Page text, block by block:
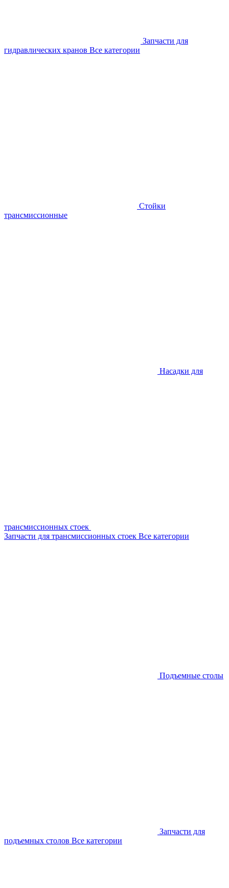
Запчасти для
гидравлических кранов Все категории
Стойки
трансмиссионные
Насадки для
трансмиссионных стоек
Запчасти для трансмиссионных стоек Все категории
Подъемные столы
Запчасти для
подъемных столов Все категории